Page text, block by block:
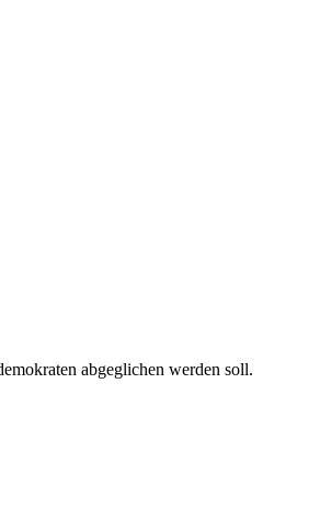
abgeglichen werden soll.